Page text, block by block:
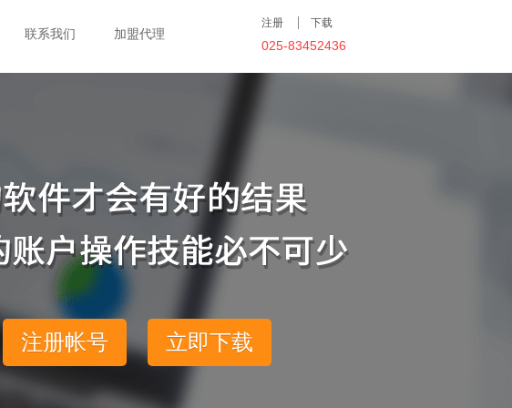
联系我们 加盟代理
注册 下载
025-83452436
注册帐号 立即下载